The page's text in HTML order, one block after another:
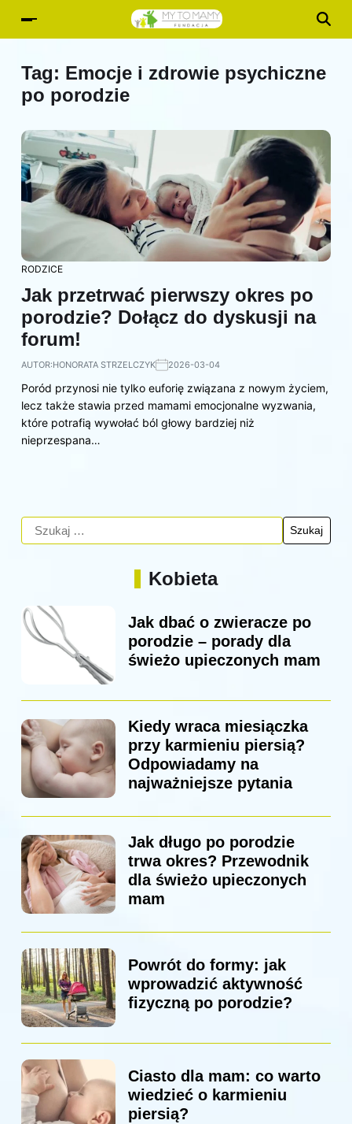
Tag: Emocje i zdrowie psychiczne
po porodzie
RODZICE
Jak przetrwać pierwszy okres po
porodzie? Dołącz do dyskusji na
forum!
AUTOR:HONORATA STRZELCZYK 2026-03-04
Poród przynosi nie tylko euforię związana z nowym życiem,
lecz także stawia przed mamami emocjonalne wyzwania,
które potrafią wywołać ból głowy bardziej niż
nieprzespana…
Kobieta
Jak dbać o zwieracze po
porodzie – porady dla
świeżo upieczonych mam
Kiedy wraca miesiączka
przy karmieniu piersią?
Odpowiadamy na
najważniejsze pytania
Jak długo po porodzie
trwa okres? Przewodnik
dla świeżo upieczonych
mam
Powrót do formy: jak
wprowadzić aktywność
fizyczną po porodzie?
Ciasto dla mam: co warto
wiedzieć o karmieniu
piersią?